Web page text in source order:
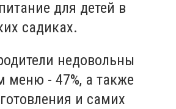
для детей в
садиках.
недовольны
меню - 47%, а также
и самих